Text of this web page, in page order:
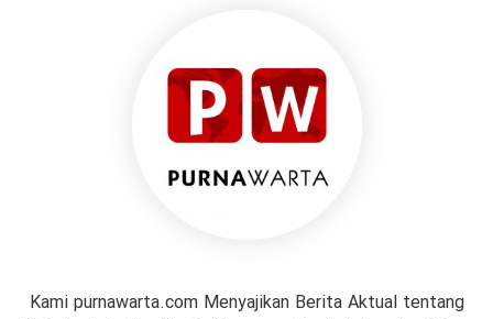
Kami purnawarta.com Menyajikan Berita Aktual tentang